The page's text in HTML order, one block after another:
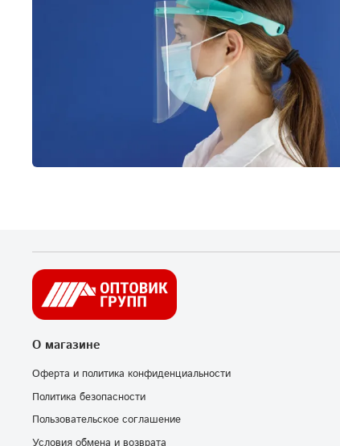
О магазине
Оферта и политика конфиденциальности
Политика безопасности
Пользовательское соглашение
Условия обмена и возврата